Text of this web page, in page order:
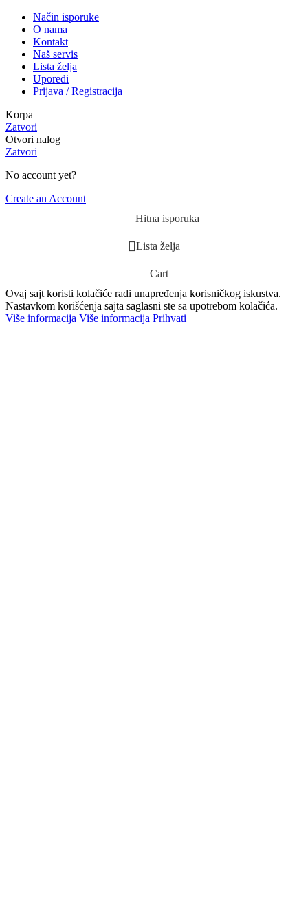
Način isporuke
O nama
Kontakt
Naš servis
Lista želja
Uporedi
Prijava / Registracija
Korpa
Zatvori
Otvori nalog
Zatvori
No account yet?
Create an Account
Hitna isporuka
Lista želja
Cart
Ovaj sajt koristi kolačiće radi unapređenja korisničkog iskustva.
Nastavkom korišćenja sajta saglasni ste sa upotrebom kolačića.
Više informacija Više informacija Prihvati